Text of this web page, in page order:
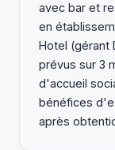
avec bar et
en
Hotel (gérant
prévus sur 3
d'accueil
bénéfices
après